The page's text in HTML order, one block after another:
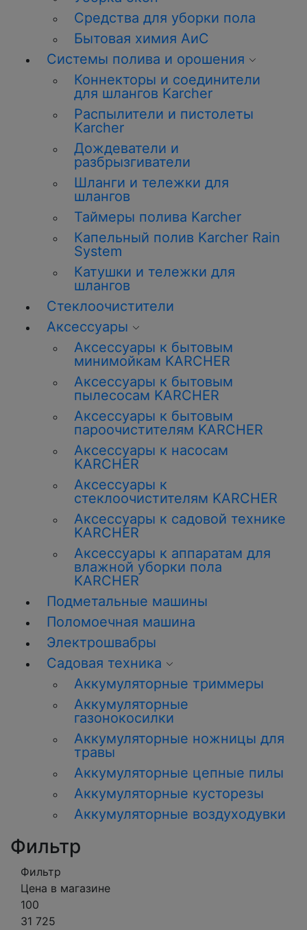
Средства для уборки пола
Бытовая химия АиС
Системы полива и орошения
Коннекторы и соединители
для шлангов Karcher
Распылители и пистолеты
Karcher
Дождеватели и
разбрызгиватели
Шланги и тележки для
шлангов
Таймеры полива Karcher
Капельный полив Karcher Rain
System
Катушки и тележки для
шлангов
Стеклоочистители
Аксессуары
Аксессуары к бытовым
минимойкам KARCHER
Аксессуары к бытовым
пылесосам KARCHER
Аксессуары к бытовым
пароочистителям KARCHER
Аксессуары к насосам
KARCHER
Аксессуары к
стеклоочистителям KARCHER
Аксессуары к садовой технике
KARCHER
Аксессуары к аппаратам для
влажной уборки пола
KARCHER
Подметальные машины
Поломоечная машина
Электрошвабры
Садовая техника
Аккумуляторные триммеры
Аккумуляторные
газонокосилки
Аккумуляторные ножницы для
травы
Аккумуляторные цепные пилы
Аккумуляторные кусторезы
Аккумуляторные воздуходувки
Фильтр
Фильтр
Цена в магазине
100
31 725